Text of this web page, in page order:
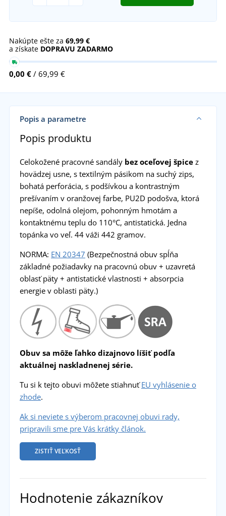
Nakúpte ešte za 69,99 €
a získate DOPRAVU ZADARMO
0,00 € / 69,99 €
Popis a parametre
Popis produktu
Celokožené pracovné sandály bez oceľovej špicez
hovädzej usne, s textilným pásikom na suchý zips,
bohatá perforácia, s podšívkou a kontrastným
prešívaním v oranžovej farbe, PU2D podošva, ktorá
nepíše, odolná olejom, pohonným hmotám a
kontaktnému teplu do 110°C, antistatická. Jedna
topánka vo veľ. 44 váži 442 gramov.
NORMA: EN 20347 (Bezpečnostná obuv spĺňa
základné požiadavky na pracovnú obuv + uzavretá
oblasť päty + antistatické vlastnosti + absorpcia
energie v oblasti päty.)
Obuv sa môže ľahko dizajnovo líšiť podľa
aktuálnej naskladnenej série.
Tu si k tejto obuvi môžete stiahnuťEU vyhlásenie o
zhode.
Ak si neviete s výberom pracovnej obuvi rady,
pripravili sme pre Vás krátky článok.
ZISTIŤ VEĽKOSŤ
Hodnotenie zákazníkov